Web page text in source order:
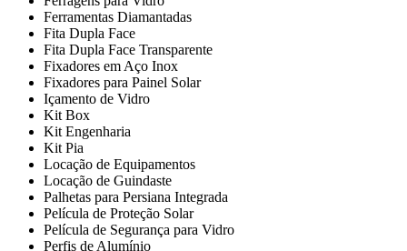
Ferramentas Diamantadas
Fita Dupla Face
Fita Dupla Face Transparente
Fixadores em Aço Inox
Fixadores para Painel Solar
Içamento de Vidro
Kit Box
Kit Engenharia
Kit Pia
Locação de Equipamentos
Locação de Guindaste
Palhetas para Persiana Integrada
Película de Proteção Solar
Película de Segurança para Vidro
Perfis de Alumínio